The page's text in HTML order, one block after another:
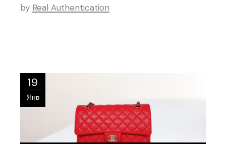
by Real Authentication
19
Янв